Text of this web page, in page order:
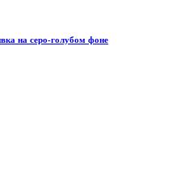
на серо-голубом фоне